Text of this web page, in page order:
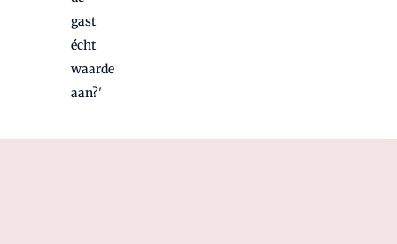
gast
écht
waarde
aan?'